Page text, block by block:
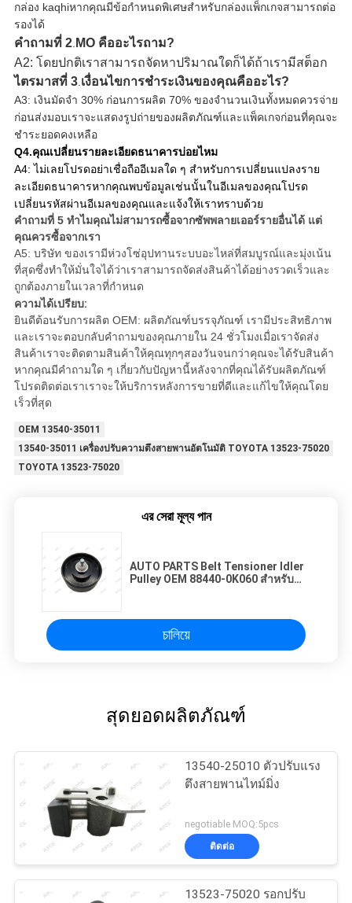
กล่อง kaqhiหากคุณมีข้อกำหนดพิเศษสำหรับกล่องแพ็กเกจสามารถต่อ
รองได้
คำถามที่ 2. MO คืออะไรถาม?
A2: โดยปกติเราสามารถจัดหาปริมาณใดก็ได้ถ้าเรามีสต็อก
ไตรมาสที่ 3.เงื่อนไขการชำระเงินของคุณคืออะไร?
A3: เงินมัดจำ 30% ก่อนการผลิต 70% ของจำนวนเงินทั้งหมดควรจ่าย
ก่อนส่งมอบเราจะแสดงรูปถ่ายของผลิตภัณฑ์และแพ็คเกจก่อนที่คุณจะ
ชำระยอดคงเหลือ
Q4.คุณเปลี่ยนรายละเอียดธนาคารบ่อยไหม
A4: ไม่เลยโปรดอย่าเชื่อถืออีเมลใด ๆ สำหรับการเปลี่ยนแปลงราย
ละเอียดธนาคารหากคุณพบข้อมูลเช่นนั้นในอีเมลของคุณโปรด
เปลี่ยนรหัสผ่านอีเมลของคุณและแจ้งให้เราทราบด้วย
คำถามที่ 5 ทำไมคุณไม่สามารถซื้อจากซัพพลายเออร์รายอื่นได้ แต่
คุณควรซื้อจากเรา
A5: บริษัท ของเรามีห่วงโซ่อุปทานระบบอะไหล่ที่สมบูรณ์และมุ่งเน้น
ที่สุดซึ่งทำให้มั่นใจได้ว่าเราสามารถจัดส่งสินค้าได้อย่างรวดเร็วและ
ถูกต้องภายในเวลาที่กำหนด
ความได้เปรียบ:
ยินดีต้อนรับการผลิต OEM: ผลิตภัณฑ์บรรจุภัณฑ์ เรามีประสิทธิภาพ
และเราจะตอบกลับคำถามของคุณภายใน 24 ชั่วโมงเมื่อเราจัดส่ง
สินค้าเราจะติดตามสินค้าให้คุณทุกๆสองวันจนกว่าคุณจะได้รับสินค้า
หากคุณมีคำถามใด ๆ เกี่ยวกับปัญหานี้หลังจากที่คุณได้รับผลิตภัณฑ์
โปรดติดต่อเราเราจะให้บริการหลังการขายที่ดีและแก้ไขให้คุณโดย
เร็วที่สุด
OEM 13540-35011
13540-35011 เครื่องปรับความตึงสายพานอัตโนมัติ TOYOTA 13523-75020
TOYOTA 13523-75020
এর সেরা মূল্য পান
AUTO PARTS Belt Tensioner Idler
Pulley OEM 88440-0K060 สำหรับ
চালিয়ে
สุดยอดผลิตภัณฑ์
13540-25010 ตัวปรับแรง
ตึงสายพานไทม์มิ่ง
negotiable MOQ:5pcs
ติดต่อ
13523-75020 รอกปรับ